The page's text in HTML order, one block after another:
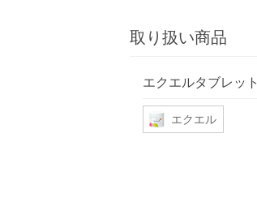
取り扱い商品
エクエルタブレット
エクエル